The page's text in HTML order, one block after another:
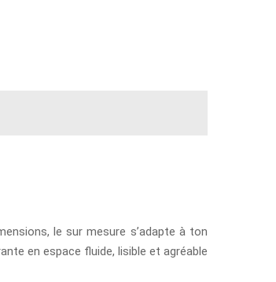
le sur mesure s’adapte à ton
en espace fluide, lisible et agréable